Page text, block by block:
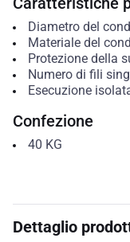
Diametro del
Materiale del
Protezione della
Numero di fili
Esecuzione
Confezione
40 KG
Dettaglio